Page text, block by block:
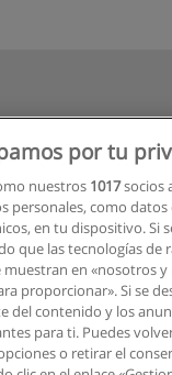
por tu
nuestros 1017socios
personales, como datos
en tu dispositivo. Si
que las tecnologías de
en «nosotros
proporcionar». Si se
del contenido y los
para ti. Puedes
o retirar el